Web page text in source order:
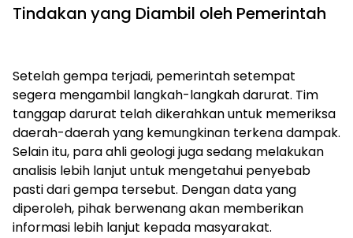
Tindakan yang Diambil oleh Pemerintah
Setelah gempa terjadi, pemerintah setempat
segera mengambil langkah-langkah darurat. Tim
tanggap darurat telah dikerahkan untuk memeriksa
daerah-daerah yang kemungkinan terkena dampak.
Selain itu, para ahli geologi juga sedang melakukan
analisis lebih lanjut untuk mengetahui penyebab
pasti dari gempa tersebut. Dengan data yang
diperoleh, pihak berwenang akan memberikan
informasi lebih lanjut kepada masyarakat.